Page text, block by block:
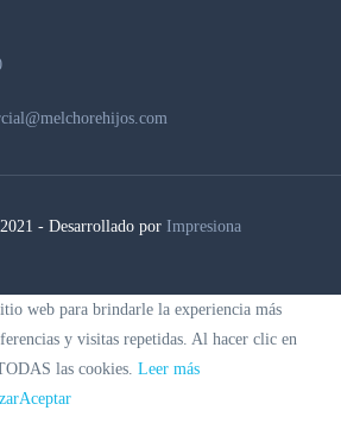
- Desarrollado por Impresiona
web para brindarle la experiencia más
y visitas repetidas. Al hacer clic en
las cookies. Leer más
Aceptar